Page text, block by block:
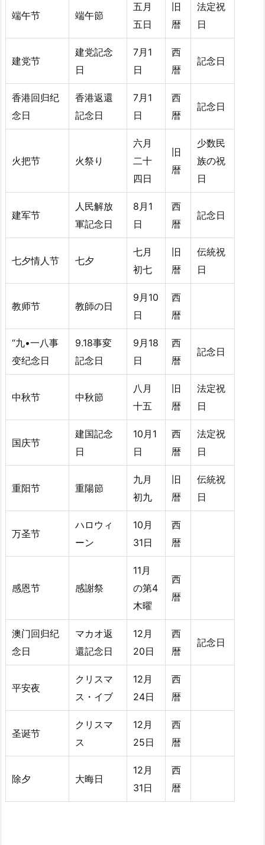
端午节 端午節
五月
五日
旧
暦
法定祝
日
建党节
建党記念
日
7月1
日
西
暦
記念日
香港回归纪
念日
香港返還
記念日
7月1
日
西
暦
記念日
火把节 火祭り
六月
二十
四日
旧
暦
少数民
族の祝
日
建军节
人民解放
軍記念日
8月1
日
西
暦
記念日
七夕情人节 七夕
七月
初七
旧
暦
伝統祝
日
教师节 教師の日
9月10
日
西
暦
“九•一八事
变纪念日
9.18事変
記念日
9月18
日
西
暦
記念日
中秋节 中秋節
八月
十五
旧
暦
法定祝
日
国庆节
建国記念
日
10月1
日
西
暦
法定祝
日
重阳节 重陽節
九月
初九
旧
暦
伝統祝
日
万圣节
ハロウィ
ーン
10月
31日
西
暦
感恩节 感謝祭
11月
の第4
木曜
西
暦
澳门回归纪
念日
マカオ返
還記念日
12月
20日
西
暦
記念日
平安夜
クリスマ
ス・イブ
12月
24日
西
暦
圣诞节
クリスマ
ス
12月
25日
西
暦
除夕 大晦日
12月
31日
西
暦